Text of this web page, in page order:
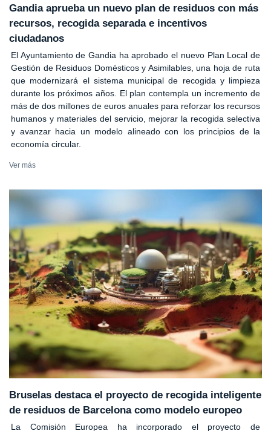
Gandia aprueba un nuevo plan de residuos con más
recursos, recogida separada e incentivos
ciudadanos
El Ayuntamiento de Gandia ha aprobado el nuevo Plan Local de
Gestión de Residuos Domésticos y Asimilables, una hoja de ruta
que modernizará el sistema municipal de recogida y limpieza
durante los próximos años. El plan contempla un incremento de
más de dos millones de euros anuales para reforzar los recursos
humanos y materiales del servicio, mejorar la recogida selectiva
y avanzar hacia un modelo alineado con los principios de la
economía circular.
Ver más
Bruselas destaca el proyecto de recogida inteligente
de residuos de Barcelona como modelo europeo
La Comisión Europea ha incorporado el proyecto de